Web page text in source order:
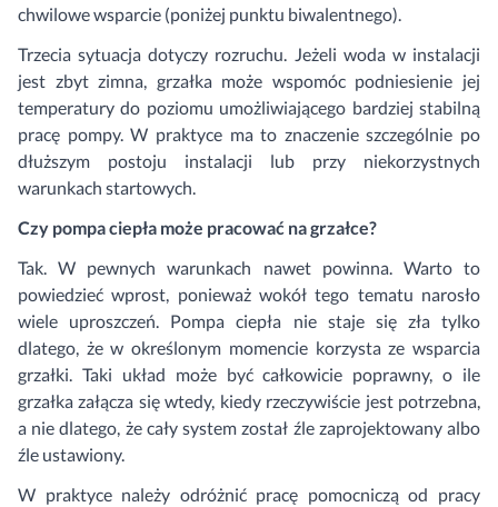
chwilowe wsparcie (poniżej punktu biwalentnego).
Trzecia sytuacja dotyczy rozruchu. Jeżeli woda w instalacji
jest zbyt zimna, grzałka może wspomóc podniesienie jej
temperatury do poziomu umożliwiającego bardziej stabilną
pracę pompy. W praktyce ma to znaczenie szczególnie po
dłuższym postoju instalacji lub przy niekorzystnych
warunkach startowych.
Czy pompa ciepła może pracować na grzałce?
Tak. W pewnych warunkach nawet powinna. Warto to
powiedzieć wprost, ponieważ wokół tego tematu narosło
wiele uproszczeń. Pompa ciepła nie staje się zła tylko
dlatego, że w określonym momencie korzysta ze wsparcia
grzałki. Taki układ może być całkowicie poprawny, o ile
grzałka załącza się wtedy, kiedy rzeczywiście jest potrzebna,
a nie dlatego, że cały system został źle zaprojektowany albo
źle ustawiony.
W praktyce należy odróżnić pracę pomocniczą od pracy